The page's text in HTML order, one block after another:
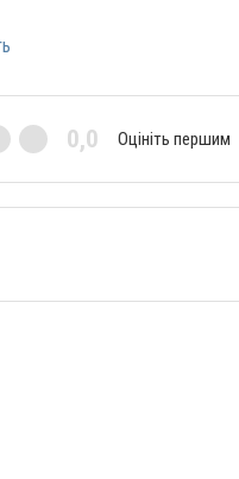
0,0 Оцініть першим